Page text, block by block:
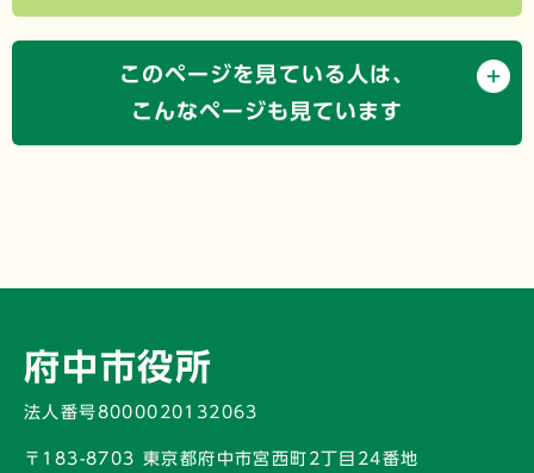
このページを見ている人は、
こんなページも見ています
府中市役所
法人番号8000020132063
〒183-8703 東京都府中市宮西町2丁目24番地